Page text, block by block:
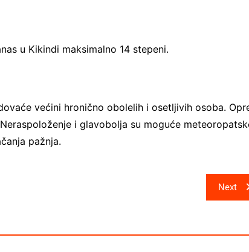
u Kikindi maksimalno 14 stepeni.
većini hronično obolelih i osetlјivih osoba.
i glavobolјa su moguće
pažnja.
Next